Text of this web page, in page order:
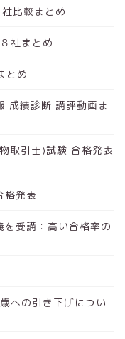
比較まとめ
社まとめ
とめ
成績診断 講評動画ま
取引士)試験 合格発表
格発表
受講：高い合格率の
への引き下げについ